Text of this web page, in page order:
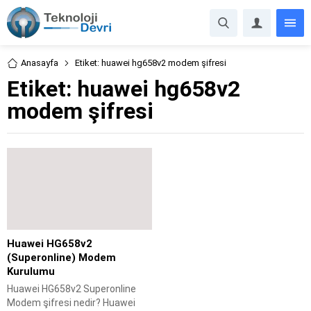
Anasayfa Etiket: huawei hg658v2 modem şifresi
Etiket: huawei hg658v2
modem şifresi
Huawei HG658v2
(Superonline) Modem
Kurulumu
Huawei HG658v2 Superonline
Modem şifresi nedir? Huawei